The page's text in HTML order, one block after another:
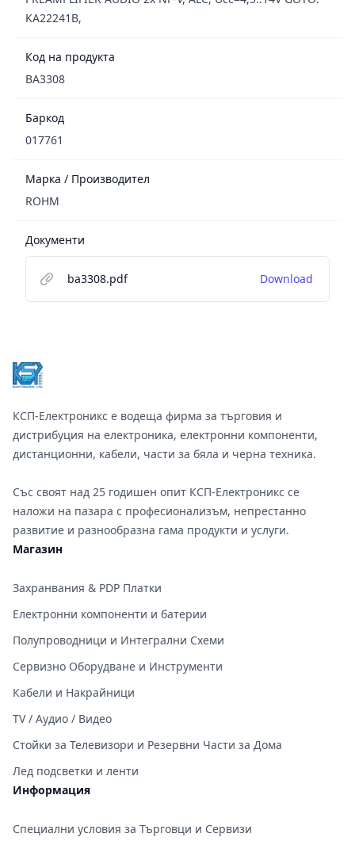
KA22241B,
Код на продукта
BA3308
Баркод
017761
Марка / Производител
ROHM
Документи
ba3308.pdf Download
КСП-Електроникс е водеща фирма за търговия и
дистрибуция на електроника, електронни компоненти,
дистанционни, кабели, части за бяла и черна техника.
Със своят над 25 годишен опит КСП-Електроникс се
наложи на пазара с професионализъм, непрестанно
развитие и разнообразна гама продукти и услуги.
Магазин
Захранвания & PDP Платки
Електронни компоненти и батерии
Полупроводници и Интегрални Схеми
Сервизно Оборудване и Инструменти
Кабели и Накрайници
TV / Аудио / Видео
Стойки за Телевизори и Резервни Части за Дома
Лед подсветки и ленти
Информация
Специални условия за Търговци и Сервизи